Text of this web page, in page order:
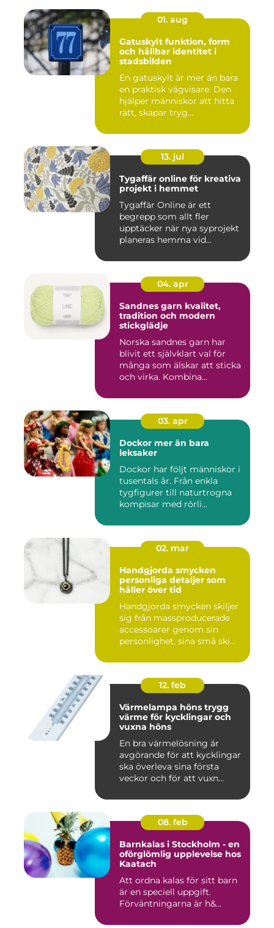
01. aug
Gatuskylt funktion, form
och hållbar identitet i
stadsbilden
En gatuskylt är mer än bara
en praktisk vägvisare. Den
hjälper människor att hitta
rätt, skapar tryg...
13. jul
Tygaffär online för kreativa
projekt i hemmet
Tygaffär Online är ett
begrepp som allt fler
upptäcker när nya syprojekt
planeras hemma vid
04. apr
Sandnes garn kvalitet,
tradition och modern
stickglädje
Norska sandnes garn har
blivit ett självklart val för
många som älskar att sticka
och virka. Kombina...
03. apr
Dockor mer än bara
leksaker
Dockor har följt människor i
tusentals år. Från enkla
tygfigurer till naturtrogna
kompisar med rörli...
02. mar
Handgjorda smycken
personliga detaljer som
håller över tid
Handgjorda smycken skiljer
sig från massproducerade
accessoarer genom sin
personlighet, sina små ski...
12. feb
Värmelampa höns trygg
värme för kycklingar och
vuxna höns
En bra värmelösning är
avgörande för att kycklingar
ska överleva sina första
veckor och för att vuxn...
08. feb
Barnkalas i Stockholm - en
oförglömlig upplevelse hos
Kaatach
Att ordna kalas för sitt barn
är en speciell uppgift.
Förväntningarna är h&...